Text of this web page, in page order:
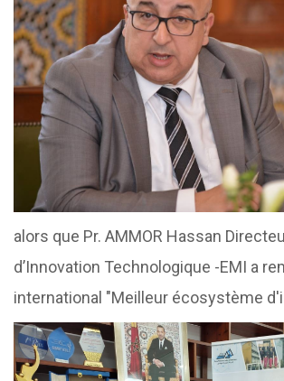
alors que Pr. AMMOR Hassan
d’Innovation Technologique -EMI a
international "Meilleur écosystème